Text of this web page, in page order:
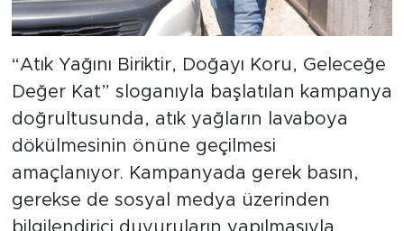
“Atık Yağını Biriktir, Doğayı Koru, Geleceğe
Değer Kat” sloganıyla başlatılan kampanya
doğrultusunda, atık yağların lavaboya
dökülmesinin önüne geçilmesi
amaçlanıyor. Kampanyada gerek basın,
gerekse de sosyal medya üzerinden
bilgilendirici duyuruların yapılmasıyla